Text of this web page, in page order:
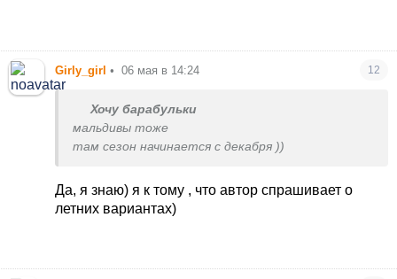
Girly_girl • 06 мая в 14:24 12
Хочу барабульки
мальдивы тоже
там сезон начинается с декабря ))
Да, я знаю) я к тому , что автор спрашивает о
летних вариантах)